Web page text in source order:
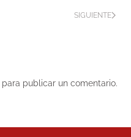
SIGUIENTE
para publicar un comentario.